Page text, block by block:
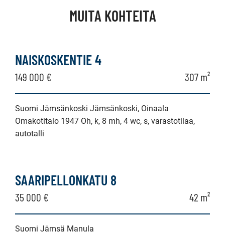
MUITA KOHTEITA
NAISKOSKENTIE 4
149 000 € 307 m²
Suomi Jämsänkoski Jämsänkoski, Oinaala
Omakotitalo 1947 Oh, k, 8 mh, 4 wc, s, varastotilaa,
autotalli
SAARIPELLONKATU 8
35 000 € 42 m²
Suomi Jämsä Manula